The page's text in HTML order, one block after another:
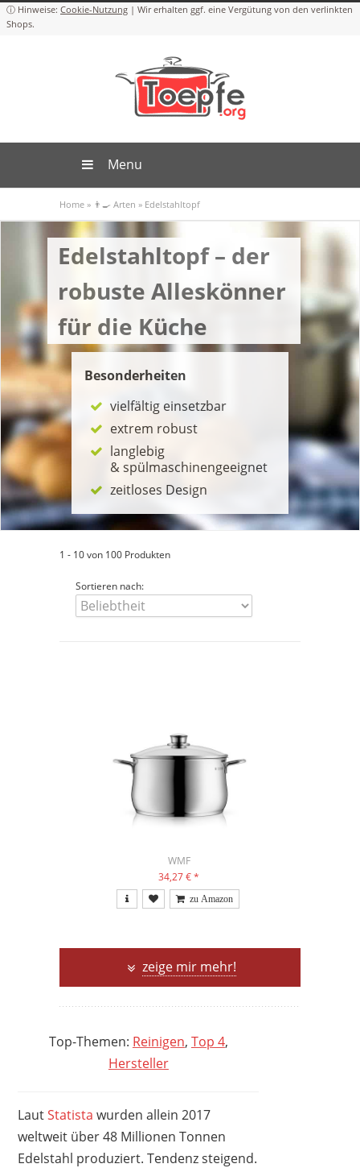
Cookie-Nutzung
Menu
Home » 👨‍🍳 Arten » Edelstahltopf
Edelstahltopf – der
robuste Alleskönner
für die Küche
Besonderheiten
vielfältig einsetzbar
extrem robust
langlebig
& spülmaschinengeeignet
zeitloses Design
1 - 10 von 100 Produkten
Sortieren nach:
WMF
34,27 €*
TEFAL
zeige mir mehr!
Top-Themen: Reinigen, Top 4,
Hersteller
LautStatista wurden allein 2017
weltweit über 48 Millionen Tonnen
Edelstahl produziert. Tendenz steigend.